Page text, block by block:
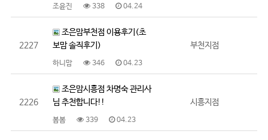
조윤진 338 04.24
2227
조은맘부천점 이용후기(초
보맘 솔직후기)
하니맘 346 04.23
부천지점
2226
조은맘시흥점 차명숙 관리사
님 추천합니다!!
봄봄 339 04.23
시흥지점